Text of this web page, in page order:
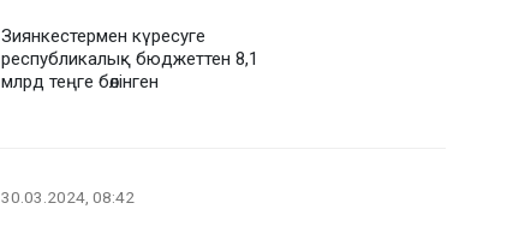
Зиянкестермен күресуге
республикалық бюджеттен 8,1
млрд теңге бөлінген
30.03.2024, 08:42